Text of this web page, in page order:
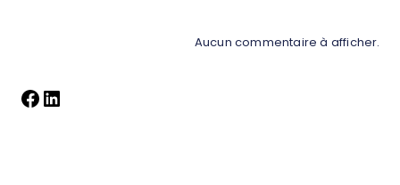
Aucun commentaire à afficher.